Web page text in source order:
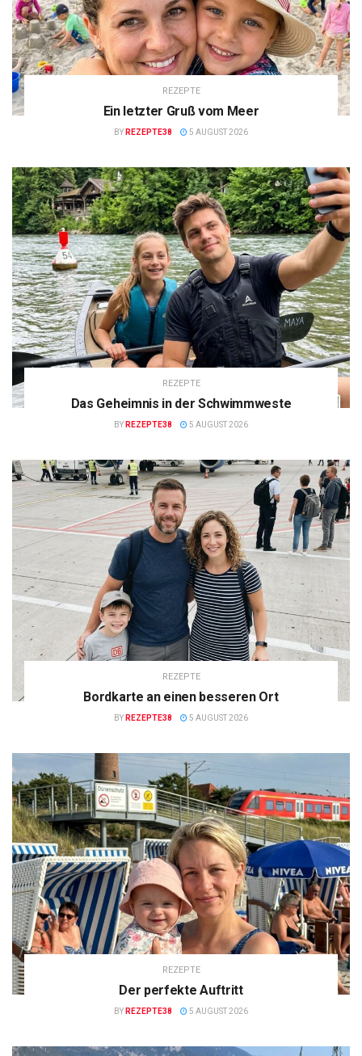
REZEPTE
Ein letzter Gruß vom Meer
BY REZEPTE38 5 AUGUST 2026
REZEPTE
Das Geheimnis in der Schwimmweste
BY REZEPTE38 5 AUGUST 2026
REZEPTE
Bordkarte an einen besseren Ort
BY REZEPTE38 5 AUGUST 2026
REZEPTE
Der perfekte Auftritt
BY REZEPTE38 5 AUGUST 2026